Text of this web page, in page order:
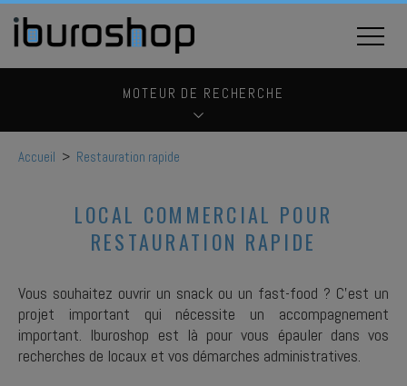
MOTEUR DE RECHERCHE
Accueil > Restauration rapide
LOCAL COMMERCIAL POUR
RESTAURATION RAPIDE
Vous souhaitez ouvrir un snack ou un fast-food ? C’est un
projet important qui nécessite un accompagnement
important. Iburoshop est là pour vous épauler dans vos
recherches de locaux et vos démarches administratives.